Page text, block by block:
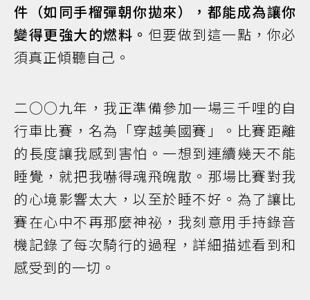
件（如同手榴彈朝你拋來），都能成為讓你
變得更強大的燃料。 但要做到這一點，你必
須真正傾聽自己。
二○○九年，我正準備參加一場三千哩的自
行車比賽，名為「穿越美國賽」。比賽距離
的長度讓我感到害怕。一想到連續幾天不能
睡覺，就把我嚇得魂飛魄散。那場比賽對我
的心境影響太大，以至於睡不好。為了讓比
賽在心中不再那麼神祕，我刻意用手持錄音
機記錄了每次騎行的過程，詳細描述看到和
感受到的一切。